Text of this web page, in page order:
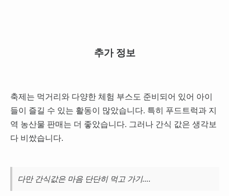
추가 정보
축제는 먹거리와 다양한 체험 부스도 준비되어 있어 아이
들이 즐길 수 있는 활동이 많았습니다. 특히 푸드트럭과 지
역 농산물 판매는 더 좋았습니다. 그러나 간식 값은 생각보
다 비쌌습니다.
다만 간식값은 마음 단단히 먹고 가기….